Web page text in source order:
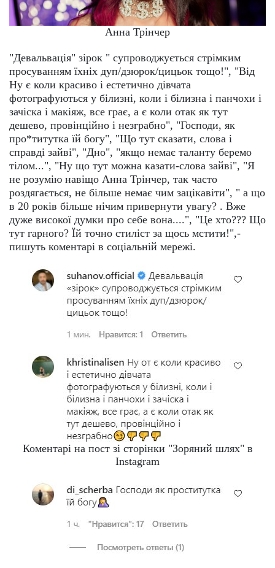
Анна Трінчер
"Девальвація" зірок " супроводжується стрімким
просуванням їхніх дуп/дзюрок/цицьок тощо!", "Від
Ну є коли красиво і естетично дівчата
фотографуються у білизні, коли і білизна і панчохи і
зачіска і макіяж, все грає, а є коли отак як тут
дешево, провінційно і незграбно", "Господи, як
про*титутка їй богу", "Що тут сказати, слова і
справді зайві", "Дно", "якщо немає таланту беремо
тілом...", "Ну що тут можна казати-слова зайві", "Я
не розумію навіщо Анна Трінчер, так часто
роздягається, не більше немає чим зацікавіти", " а що
в 20 років більше нічим привернути увагу? . Вже
дуже високої думки про себе вона....", "Це хто??? Що
тут гарного? Їй точно стиліст за щось мстити!",-
пишуть коментарі в соціальній мережі.
Коментарі на пост зі сторінки "Зоряний шлях" в
Instagram